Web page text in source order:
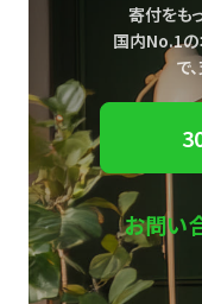
寄付をも
国内No.1の
で、
お問い